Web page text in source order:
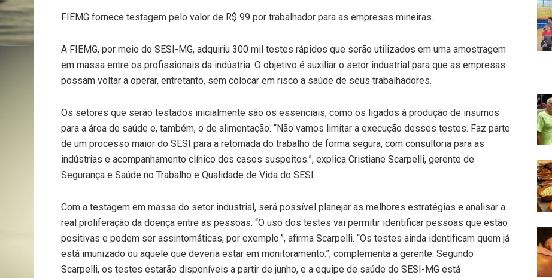
FIEMG fornece testagem pelo valor de R$ 99 por trabalhador para as empresas mineiras.
A FIEMG, por meio do SESI-MG, adquiriu 300 mil testes rápidos que serão utilizados em uma amostragem
em massa entre os profissionais da indústria. O objetivo é auxiliar o setor industrial para que as empresas
possam voltar a operar, entretanto, sem colocar em risco a saúde de seus trabalhadores.
Os setores que serão testados inicialmente são os essenciais, como os ligados à produção de insumos
para a área de saúde e, também, o de alimentação. “Não vamos limitar a execução desses testes. Faz parte
de um processo maior do SESI para a retomada do trabalho de forma segura, com consultoria para as
indústrias e acompanhamento clínico dos casos suspeitos.”, explica Cristiane Scarpelli, gerente de
Segurança e Saúde no Trabalho e Qualidade de Vida do SESI.
Com a testagem em massa do setor industrial, será possível planejar as melhores estratégias e analisar a
real proliferação da doença entre as pessoas. “O uso dos testes vai permitir identificar pessoas que estão
positivas e podem ser assintomáticas, por exemplo.”, afirma Scarpelli. “Os testes ainda identificam quem já
está imunizado ou aquele que deveria estar em monitoramento.”, complementa a gerente. Segundo
Scarpelli, os testes estarão disponíveis a partir de junho, e a equipe de saúde do SESI-MG está